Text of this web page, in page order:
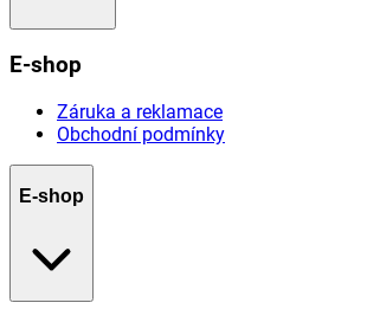
E-shop
Záruka a reklamace
Obchodní podmínky
E-shop